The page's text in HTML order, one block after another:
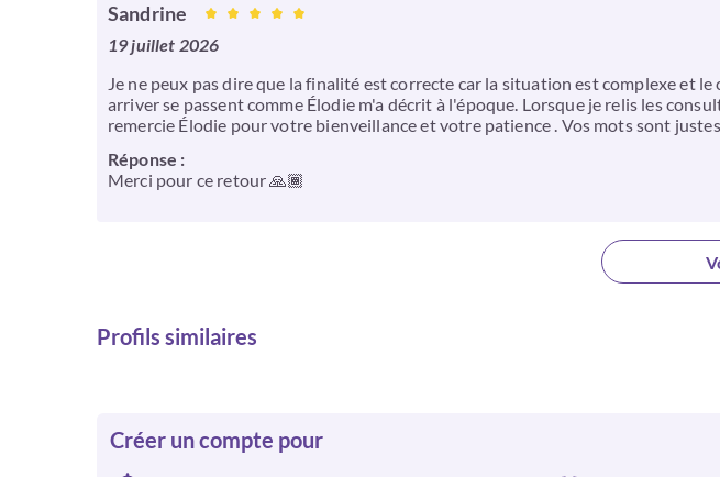
Sandrine
19 juillet 2026
Je ne peux pas dire que la finalité est correcte car la situation est complexe et
arriver se passent comme Élodie m'a décrit à l'époque. Lorsque je relis les
remercie Élodie pour votre bienveillance et votre patience . Vos mots sont
Réponse :
Merci pour ce retour 🙏🏾
Profils similaires
Créer un compte pour